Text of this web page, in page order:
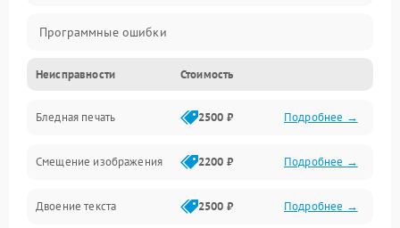
Программные ошибки
Картриджи и расходники
Сканер и копирование
Механика и узлы
Программные сбои
Неисправности Стоимость
Бледная печать 2500 ₽ Подробнее →
Смещение изображения 2200 ₽ Подробнее →
Двоение текста 2500 ₽ Подробнее →